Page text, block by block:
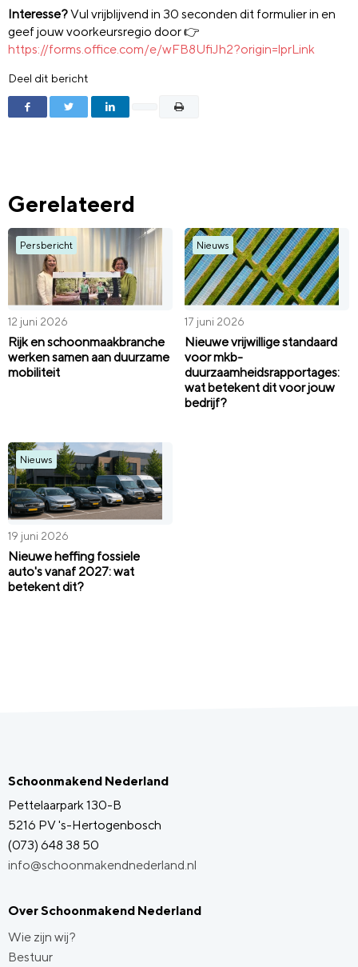
Interesse?Vul vrijblijvend in 30 seconden dit formulier in en
geef jouw voorkeursregio door👉
https://forms.office.com/e/wFB8UfiJh2?origin=lprLink
Deel dit bericht
Gerelateerd
Persbericht
12 juni 2026
Rijk en schoonmaakbranche
werken samen aan duurzame
mobiliteit
Nieuws
17 juni 2026
Nieuwe vrijwillige standaard
voor mkb-
duurzaamheidsrapportages:
wat betekent dit voor jouw
bedrijf?
Nieuws
19 juni 2026
Nieuwe heffing fossiele
auto's vanaf 2027: wat
betekent dit?
Schoonmakend Nederland
Pettelaarpark 130-B
5216 PV 's-Hertogenbosch
(073) 648 38 50
info@schoonmakendnederland.nl
Over Schoonmakend Nederland
Wie zijn wij?
Bestuur